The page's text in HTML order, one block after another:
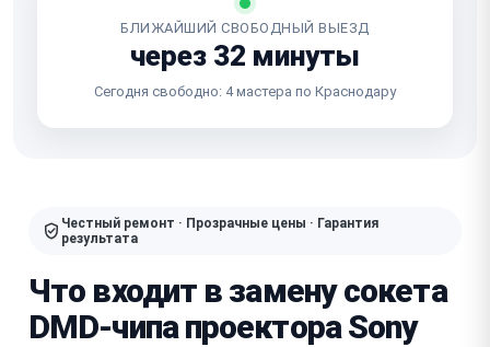
БЛИЖАЙШИЙ СВОБОДНЫЙ ВЫЕЗД
через 32 минуты
Сегодня свободно: 4 мастера по Краснодару
Честный ремонт · Прозрачные цены · Гарантия
результата
Что входит в замену сокета
DMD-чипа проектора Sony